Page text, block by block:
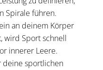
Spirale führen.
an deinem Körper
wird Sport schnell
innerer Leere.
deine sportlichen